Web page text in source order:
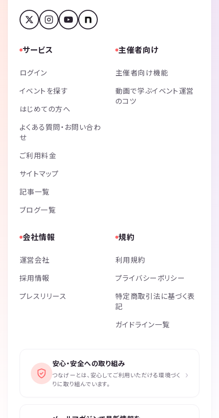
サービス
ログイン
イベントを探す
はじめての方へ
よくある質問・お問い合わ
せ
ご利用料金
サイトマップ
記事一覧
ブログ一覧
主催者向け
主催者向け機能
動画で学ぶイベント運営
のコツ
会社情報
運営会社
採用情報
プレスリリース
規約
利用規約
プライバシーポリシー
特定商取引法に基づく表
記
ガイドライン一覧
安心・安全への取り組み
つなげーとは、安心してご利用いただける環境づく
りに取り組んでいます。
›